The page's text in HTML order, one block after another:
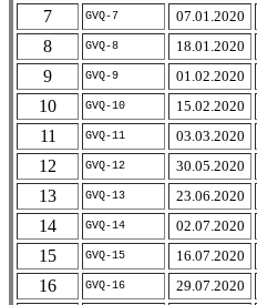
7
GVQ-7 07.01.2020
8
GVQ-8 18.01.2020
9
GVQ-9 01.02.2020
10
GVQ-10 15.02.2020
11
GVQ-11 03.03.2020
12
GVQ-12 30.05.2020
13
GVQ-13 23.06.2020
14
GVQ-14 02.07.2020
15
GVQ-15 16.07.2020
16
GVQ-16 29.07.2020